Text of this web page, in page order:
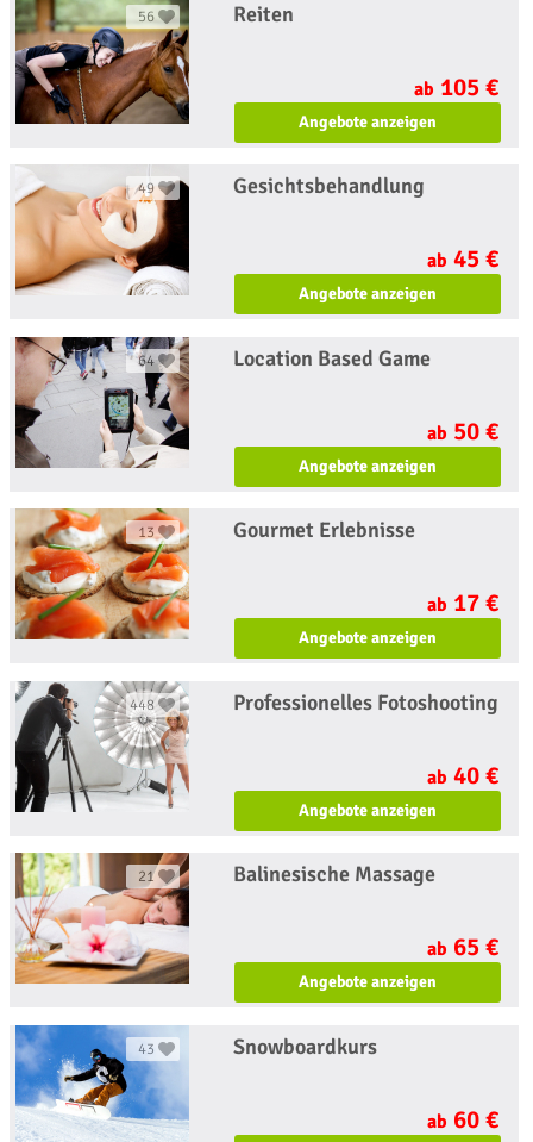
56 Reiten
ab 105 €
Angebote anzeigen
49 Gesichtsbehandlung
ab 45 €
Angebote anzeigen
64 Location Based Game
ab 50 €
Angebote anzeigen
13 Gourmet Erlebnisse
ab 17 €
Angebote anzeigen
448 Professionelles Fotoshooting
ab 40 €
Angebote anzeigen
21 Balinesische Massage
ab 65 €
Angebote anzeigen
43 Snowboardkurs
ab 60 €